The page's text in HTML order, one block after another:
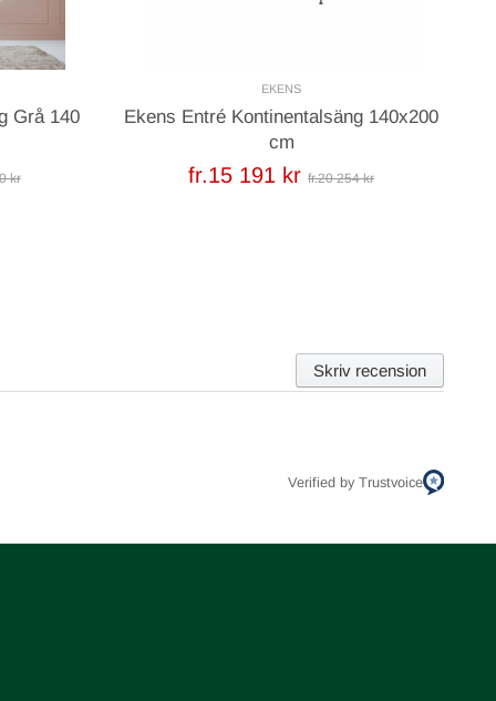
Grå 140
kr
EKENS
Ekens Entré Kontinentalsäng 140x200
cm
fr.15 191 kr fr.20 254 kr
Skriv recension
Verified by Trustvoice